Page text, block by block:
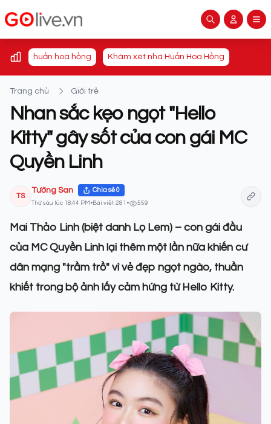
huấn hoa hồng Khám xét nhà Huấn Hoa Hồng
Trang chủ Giới trẻ
Nhan sắc kẹo ngọt "Hello
Kitty" gây sốt của con gái MC
Quyền Linh
TS
Tường San Chia sẻ0
Thứ sáu lúc 18:44 PM • Bài viết: 281 • 559
Mai Thảo Linh (biệt danh Lọ Lem) – con gái đầu
của MC Quyền Linh lại thêm một lần nữa khiến cư
dân mạng "trầm trồ" vì vẻ đẹp ngọt ngào, thuần
khiết trong bộ ảnh lấy cảm hứng từ Hello Kitty.